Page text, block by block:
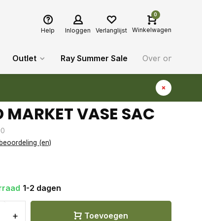
Help Inloggen Verlanglijst
0
Winkelwagen
Outlet Ray Summer Sale Over ons
MARKET VASE SAC
(en)
1-2 dagen
+ Toevoegen